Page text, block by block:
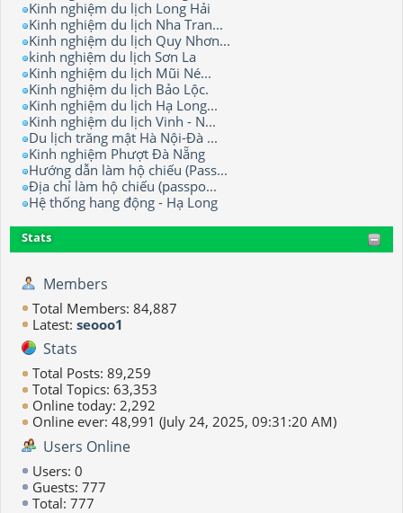
Kinh nghiệm du lịch Long Hải
Kinh nghiệm du lịch Nha Tran...
Kinh nghiệm du lịch Quy Nhơn...
kinh nghiệm du lịch Sơn La
Kinh nghiệm du lịch Mũi Né...
Kinh nghiệm du lịch Bảo Lộc.
Kinh nghiệm du lịch Hạ Long...
Kinh nghiệm du lịch Vinh - N...
Du lịch trăng mật Hà Nội-Đà ...
Kinh nghiệm Phượt Đà Nẵng
Hướng dẫn làm hộ chiếu (Pass...
Địa chỉ làm hộ chiếu (passpo...
Hệ thống hang động - Hạ Long
Stats
Members
Total Members: 84,887
Latest: seooo1
Stats
Total Posts: 89,259
Total Topics: 63,353
Online today: 2,292
Online ever: 48,991 (July 24, 2025, 09:31:20 AM)
Users Online
Users: 0
Guests: 777
Total: 777